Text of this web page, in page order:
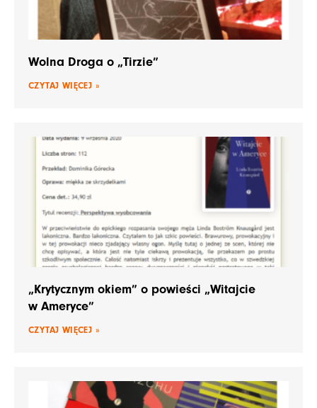
Wolna Droga o „Tirzie”
CZYTAJ WIĘCEJ »
„Krytycznym okiem” o powieści „Witajcie
w Ameryce”
CZYTAJ WIĘCEJ »